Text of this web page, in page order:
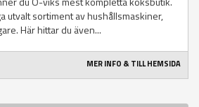
utvalt sortiment av hushållsmaskiner,
Här hittar du även...
MER INFO & TILL HEMSIDA